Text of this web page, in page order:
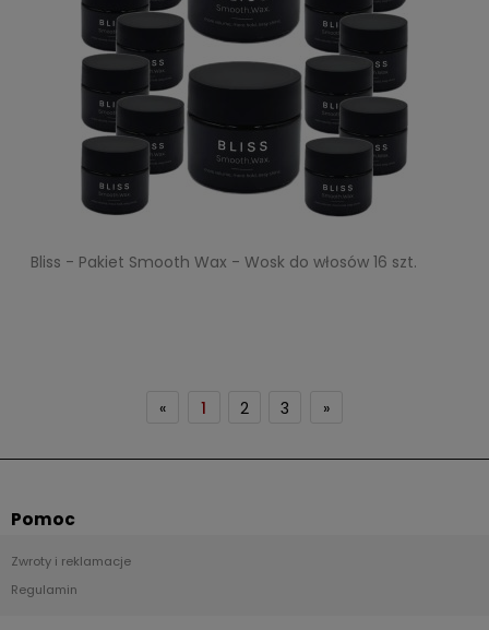
Bliss - Pakiet Smooth Wax - Wosk do włosów 16 szt.
« 1 2 3 »
Pomoc
Zwroty i reklamacje
Regulamin